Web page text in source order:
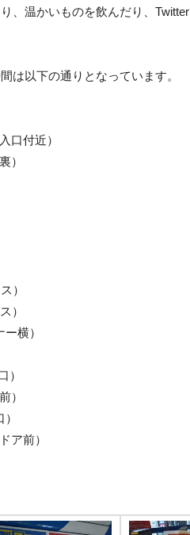
、温かいものを飲んだり、
は以下の通りとなっています。
口付近）
）
）
）
横）
）
）
ア前）